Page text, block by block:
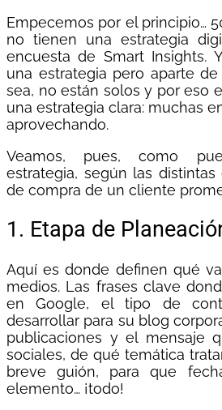
Empecemos por el principio…
no tienen una estrategia
encuesta de Smart Insights.
una estrategia pero aparte
sea, no están solos y por eso
una estrategia clara: muchas
aprovechando.
Veamos, pues, como
estrategia, según las
de compra de un cliente
1. Etapa de
Aquí es donde definen qué
medios. Las frases clave
en Google, el tipo de
desarrollar para su blog
publicaciones y el mensaje
sociales, de qué temática
breve guión, para que
elemento… ¡todo!